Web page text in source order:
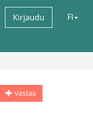
Kirjaudu FI
Vastaa